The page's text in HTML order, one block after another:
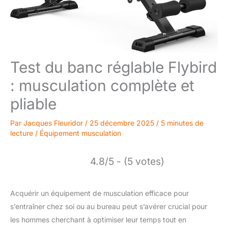
Test du banc réglable Flybird
: musculation complète et
pliable
Par Jacques Fleuridor / 25 décembre 2025 / 5 minutes de
lecture / Équipement musculation
4.8/5 - (5 votes)
Acquérir un équipement de musculation efficace pour
s’entraîner chez soi ou au bureau peut s’avérer crucial pour
les hommes cherchant à optimiser leur temps tout en